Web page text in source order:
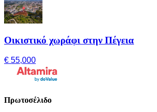
Οικιστικό χωράφι στην Πέγεια
€ 55,000
Πρωτοσέλιδο